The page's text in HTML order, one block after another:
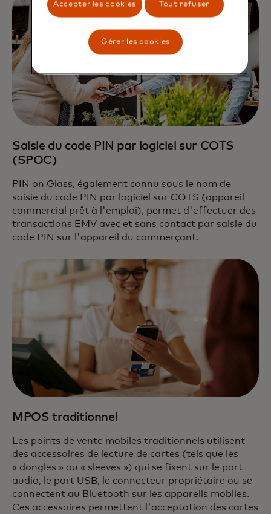
Saisie du code PIN par logiciel sur COTS
(SPOC)
PIN on Glass, également connu sous le nom de
saisie du code PIN par logiciel sur COTS (appareil
commercial prêt à l'emploi), permet d'effectuer des
transactions EMV avec et sans contact par saisie du
code PIN sur l'appareil du commerçant.
MPOS traditionnel
Les points de vente mobiles traditionnels utilisent
des accessoires de lecture de cartes (tels que les
« dongles » ou « sleeves ») qui se fixent sur le port
audio, le port USB, le connecteur propriétaire ou se
connectent au Bluetooth sur les appareils mobiles.
Ces accessoires permettent l'acceptation des cartes
Accepter les cookies Tout refuser
Gérer les cookies